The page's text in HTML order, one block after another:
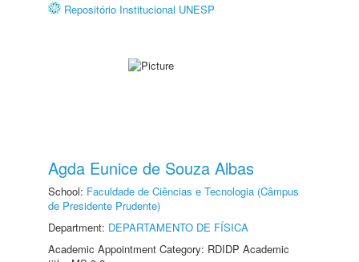
Repositório Institucional UNESP
Agda Eunice de Souza Albas
School: Faculdade de Ciências e Tecnologia (Câmpus
de Presidente Prudente)
Department: DEPARTAMENTO DE FÍSICA
Academic Appointment Category: RDIDP Academic